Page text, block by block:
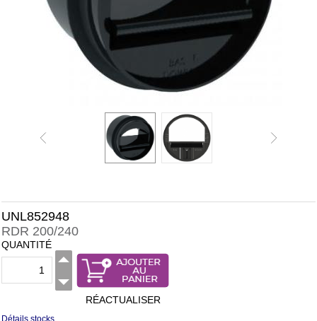
UNL852948
RDR 200/240
QUANTITÉ
RÉACTUALISER
Détails stocks